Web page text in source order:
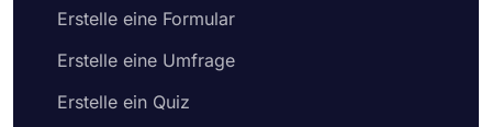
Erstelle eine Formular
Erstelle eine Umfrage
Erstelle ein Quiz